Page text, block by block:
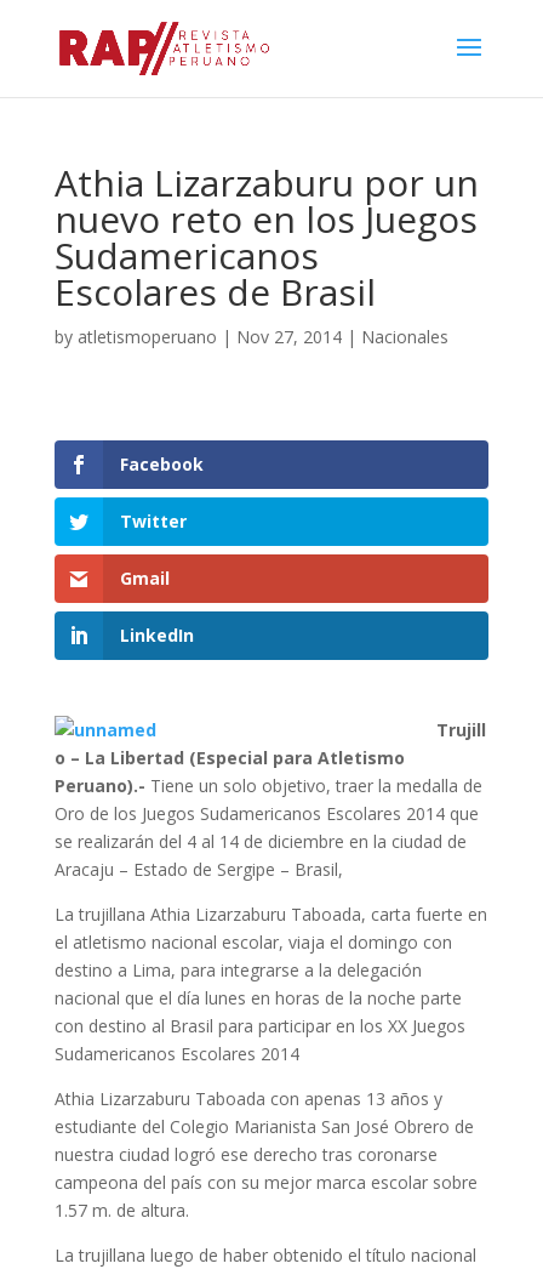
Athia Lizarzaburu por un
nuevo reto en los Juegos
Sudamericanos
Escolares de Brasil
by atletismoperuano | Nov 27, 2014| Nacionales
Facebook
Twitter
Gmail
LinkedIn
Trujill
o – La Libertad (Especial para Atletismo
Peruano).- Tiene un solo objetivo, traer la medalla de
Oro de los Juegos Sudamericanos Escolares 2014 que
se realizarán del 4 al 14 de diciembre en la ciudad de
Aracaju – Estado de Sergipe – Brasil,
La trujillana Athia Lizarzaburu Taboada, carta fuerte en
el atletismo nacional escolar, viaja el domingo con
destino a Lima, para integrarse a la delegación
nacional que el día lunes en horas de la noche parte
con destino al Brasil para participar en los XX Juegos
Sudamericanos Escolares 2014
Athia Lizarzaburu Taboada con apenas 13 años y
estudiante del Colegio Marianista San José Obrero de
nuestra ciudad logró ese derecho tras coronarse
campeona del país con su mejor marca escolar sobre
1.57 m. de altura.
La trujillana luego de haber obtenido el título nacional